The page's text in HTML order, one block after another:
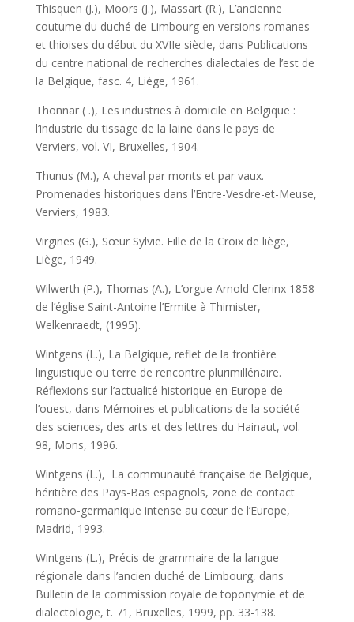
Thisquen (J.), Moors (J.), Massart (R.), L’ancienne
coutume du duché de Limbourg en versions romanes
et thioises du début du XVIIe siècle, dans Publications
du centre national de recherches dialectales de l’est de
la Belgique, fasc. 4, Liège, 1961.
Thonnar ( .), Les industries à domicile en Belgique :
l’industrie du tissage de la laine dans le pays de
Verviers, vol. VI, Bruxelles, 1904.
Thunus (M.), A cheval par monts et par vaux.
Promenades historiques dans l’Entre-Vesdre-et-Meuse,
Verviers, 1983.
Virgines (G.), Sœur Sylvie. Fille de la Croix de liège,
Liège, 1949.
Wilwerth (P.), Thomas (A.), L’orgue Arnold Clerinx 1858
de l’église Saint-Antoine l’Ermite à Thimister,
Welkenraedt, (1995).
Wintgens (L.), La Belgique, reflet de la frontière
linguistique ou terre de rencontre plurimillénaire.
Réflexions sur l’actualité historique en Europe de
l’ouest, dans Mémoires et publications de la société
des sciences, des arts et des lettres du Hainaut, vol.
98, Mons, 1996.
Wintgens (L.), La communauté française de Belgique,
héritière des Pays-Bas espagnols, zone de contact
romano-germanique intense au cœur de l’Europe,
Madrid, 1993.
Wintgens (L.), Précis de grammaire de la langue
régionale dans l’ancien duché de Limbourg, dans
Bulletin de la commission royale de toponymie et de
dialectologie, t. 71, Bruxelles, 1999, pp. 33-138.